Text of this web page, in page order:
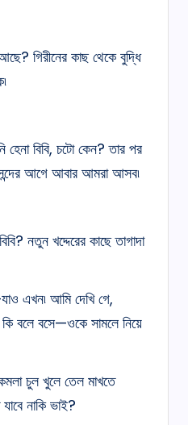
গিরীনের কাছ থেকে বুদ্ধি
বিবি, চটো কেন? তার পর
সন্দের আগে আবার আমরা আসব৷
নতুন খদ্দেরের কাছে তাগাদা
এখন৷ আমি দেখি গে,
বলে বসে—ওকে সামলে নিয়ে
চুল খুলে তেল মাখতে
নাকি ভাই?